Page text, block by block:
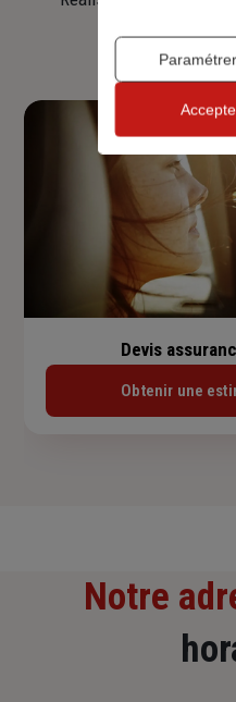
Devis
Obtenir une
Notre